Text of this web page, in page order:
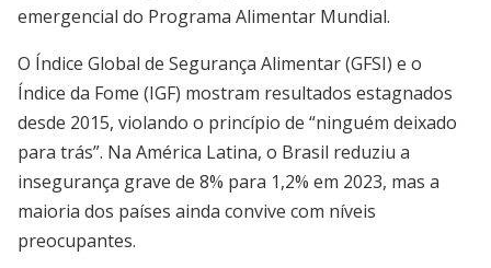
emergencial do Programa Alimentar Mundial.
O Índice Global de Segurança Alimentar (GFSI) e o
Índice da Fome (IGF) mostram resultados estagnados
desde 2015, violando o princípio de “ninguém deixado
para trás”. Na América Latina, o Brasil reduziu a
insegurança grave de 8% para 1,2% em 2023, mas a
maioria dos países ainda convive com níveis
preocupantes.